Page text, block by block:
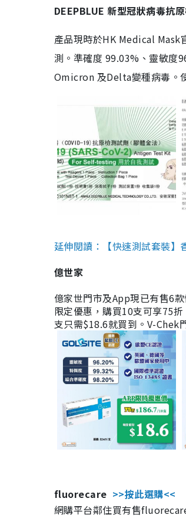
DEEPBLUE 新型冠狀病毒抗
產品現時於HK Medical Mask
測。準確度 99.03%、靈敏度
Omicron 及Delta變種病毒。
延伸閱讀：【快速測試套裝
億世家
億家世門市及App現已有售6
限定優惠，購買10支可享75
支只需$18.6就買到。V-Chek
fluorecare >>按此選購<<
網購平台鄰住買有售